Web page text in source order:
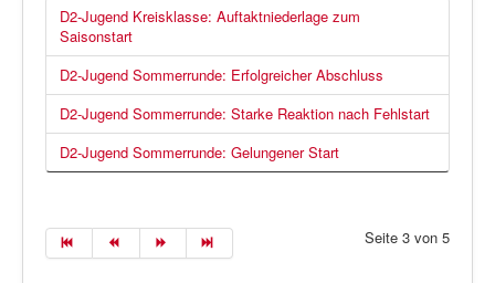
D2-Jugend Kreisklasse: Auftaktniederlage zum
Saisonstart
D2-Jugend Sommerrunde: Erfolgreicher Abschluss
D2-Jugend Sommerrunde: Starke Reaktion nach Fehlstart
D2-Jugend Sommerrunde: Gelungener Start
Seite 3 von 5